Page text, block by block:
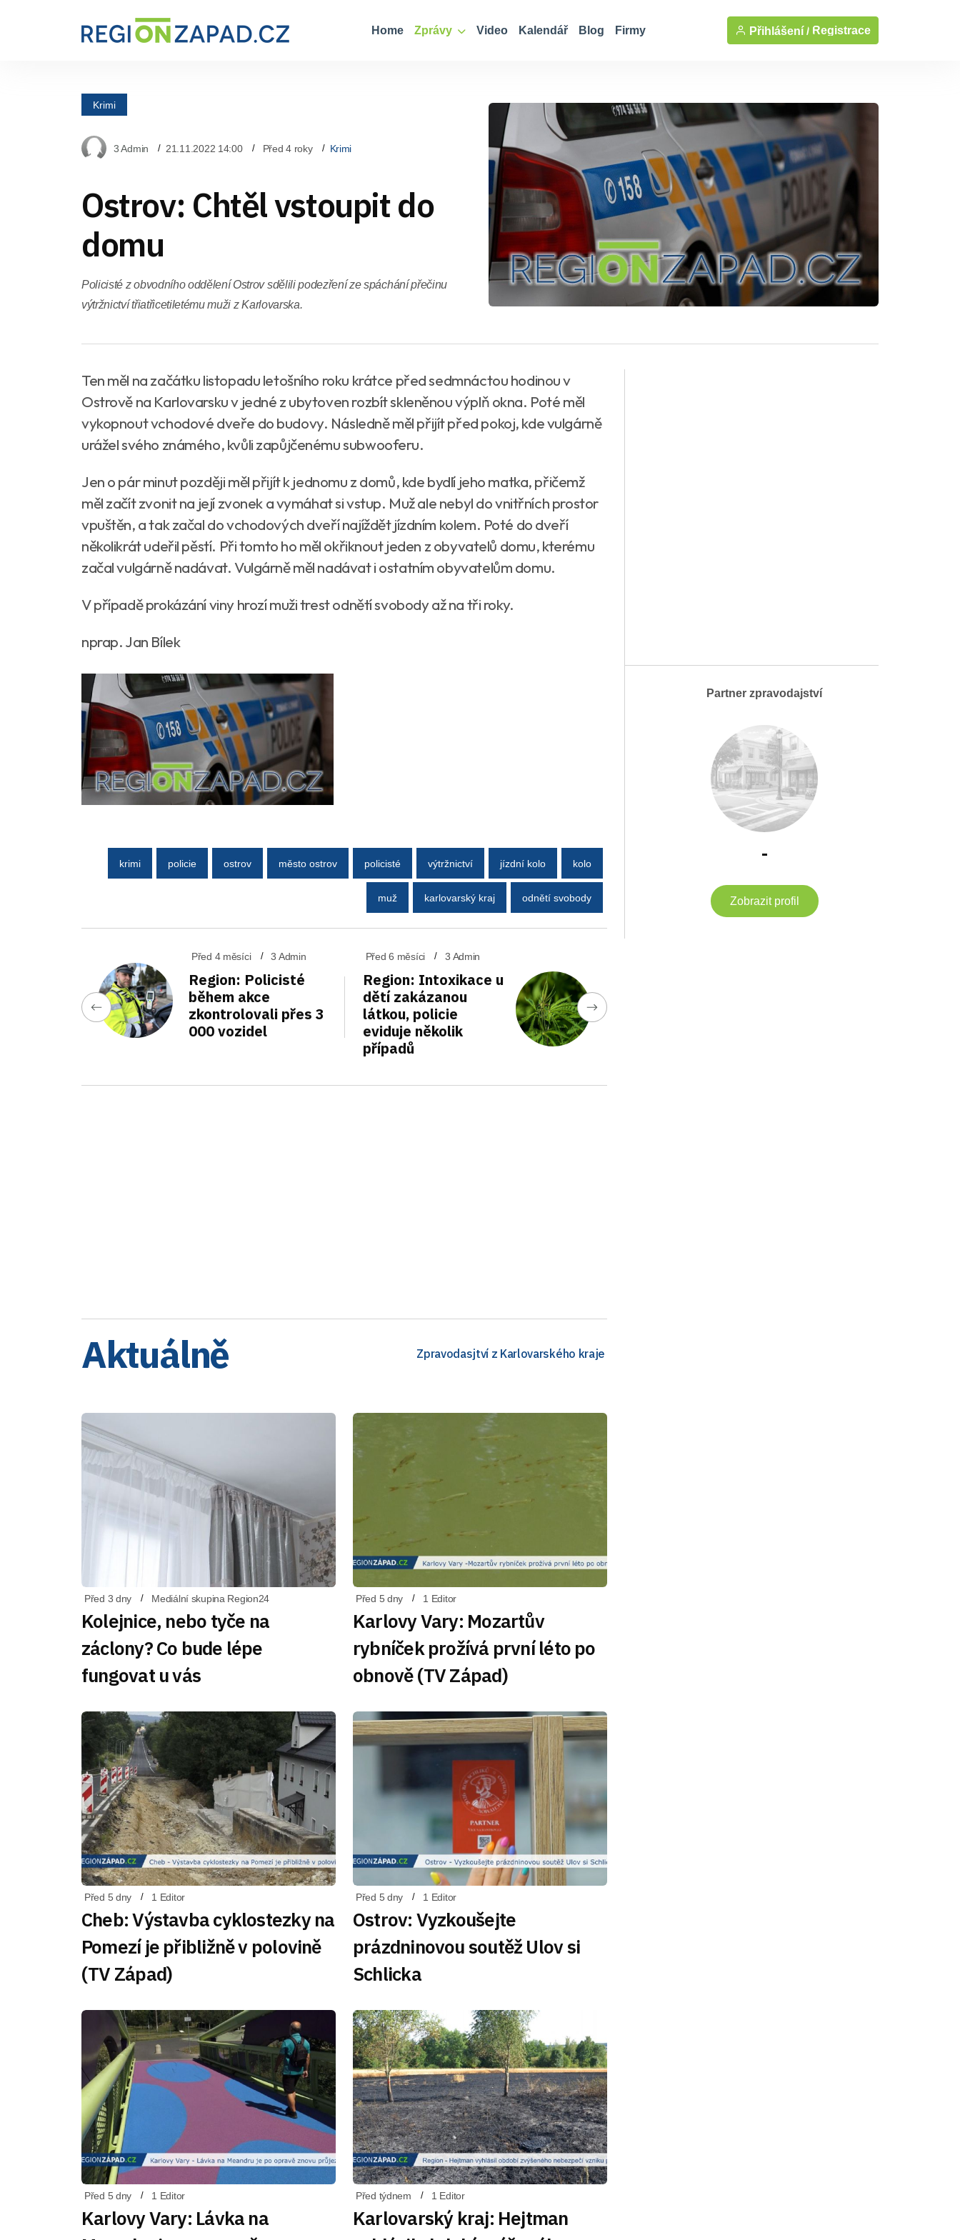
Home Zprávy Video Kalendář Blog Firmy Přihlášení / Registrace
Krimi
3 Admin 21.11.2022 14:00 Před 4 roky Krimi
Ostrov: Chtěl vstoupit do
domu
Policisté z obvodního oddělení Ostrov sdělili podezření ze spáchání přečinu
výtržnictví třiatřicetiletému muži z Karlovarska.
Ten měl na začátku listopadu letošního roku krátce před sedmnáctou hodinou v
Ostrově na Karlovarsku v jedné z ubytoven rozbít skleněnou výplň okna. Poté měl
vykopnout vchodové dveře do budovy. Následně měl přijít před pokoj, kde vulgárně
urážel svého známého, kvůli zapůjčenému subwooferu.
Jen o pár minut později měl přijít k jednomu z domů, kde bydlí jeho matka, přičemž
měl začít zvonit na její zvonek a vymáhat si vstup. Muž ale nebyl do vnitřních prostor
vpuštěn, a tak začal do vchodových dveří najíždět jízdním kolem. Poté do dveří
několikrát udeřil pěstí. Při tomto ho měl okřiknout jeden z obyvatelů domu, kterému
začal vulgárně nadávat. Vulgárně měl nadávat i ostatním obyvatelům domu.
V případě prokázání viny hrozí muži trest odnětí svobody až na tři roky.
nprap. Jan Bílek
krimi policie ostrov město ostrov policisté výtržnictví jízdní kolo kolo
muž karlovarský kraj odnětí svobody
Před 4 měsíci 3 Admin
Region: Policisté
během akce
zkontrolovali přes 3
000 vozidel
Před 6 měsíci 3 Admin
Region: Intoxikace u
dětí zakázanou
látkou, policie
eviduje několik
případů
Aktuálně Zpravodasjtví z Karlovarského kraje
Před 3 dny Mediální skupina Region24
Kolejnice, nebo tyče na
záclony? Co bude lépe
fungovat u vás
Před 5 dny 1 Editor
Karlovy Vary: Mozartův
rybníček prožívá první léto po
obnově (TV Západ)
Před 5 dny 1 Editor
Cheb: Výstavba cyklostezky na
Pomezí je přibližně v polovině
(TV Západ)
Před 5 dny 1 Editor
Ostrov: Vyzkoušejte
prázdninovou soutěž Ulov si
Schlicka
Před 5 dny 1 Editor
Karlovy Vary: Lávka na
Před týdnem 1 Editor
Karlovarský kraj: Hejtman
Partner zpravodajství
-
Zobrazit profil